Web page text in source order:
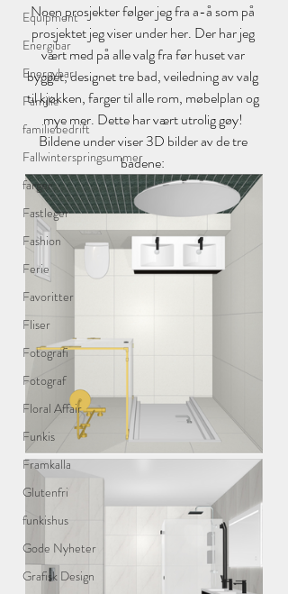
Equipment
Energibar
Energybar
Familie
familiebedrift
Fallwinterspringsummer
farger
Fastleger
Fashion
Ferie
Favoritter
Fliser
Fotografi
Fotograf
Floral Affair
Funkis
Framkalla
Glutenfri
funkishus
Gode Nyheter
Grafisk Design
Noen prosjekter følger jeg fra a-å som på
prosjektet jeg viser under her. Der har jeg
vært med på alle valg fra før huset var
bygget, designet tre bad, veiledning av valg
til kjøkken, farger til alle rom, møbelplan og
mye mer. Dette har vært utrolig gøy!
Bildene under viser 3D bilder av de tre
badene: